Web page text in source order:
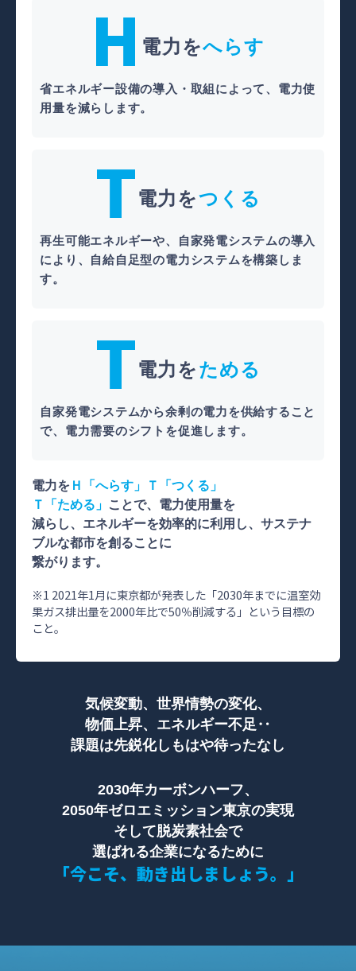
H 電力をへらす
省エネルギー設備の導入・取組によって、電力使
用量を減らします。
T電力をつくる
再生可能エネルギーや、自家発電システムの導入
により、自給自足型の電力システムを構築しま
す。
T電力をためる
自家発電システムから余剰の電力を供給すること
で、電力需要のシフトを促進します。
電力を Ｈ「へらす」Ｔ「つくる」
Ｔ「ためる」 ことで、電力使用量を
減らし、エネルギーを効率的に利用し、サステナ
ブルな都市を創ることに
繋がります。
※1 2021年1月に東京都が発表した「2030年までに温室効
果ガス排出量を2000年比で50％削減する」という目標の
こと。
気候変動、世界情勢の変化、
物価上昇、エネルギー不足‥
課題は先鋭化しもはや待ったなし
2030年カーボンハーフ、
2050年ゼロエミッション東京の実現
そして脱炭素社会で
選ばれる企業になるために
「今こそ、動き出しましょう。」